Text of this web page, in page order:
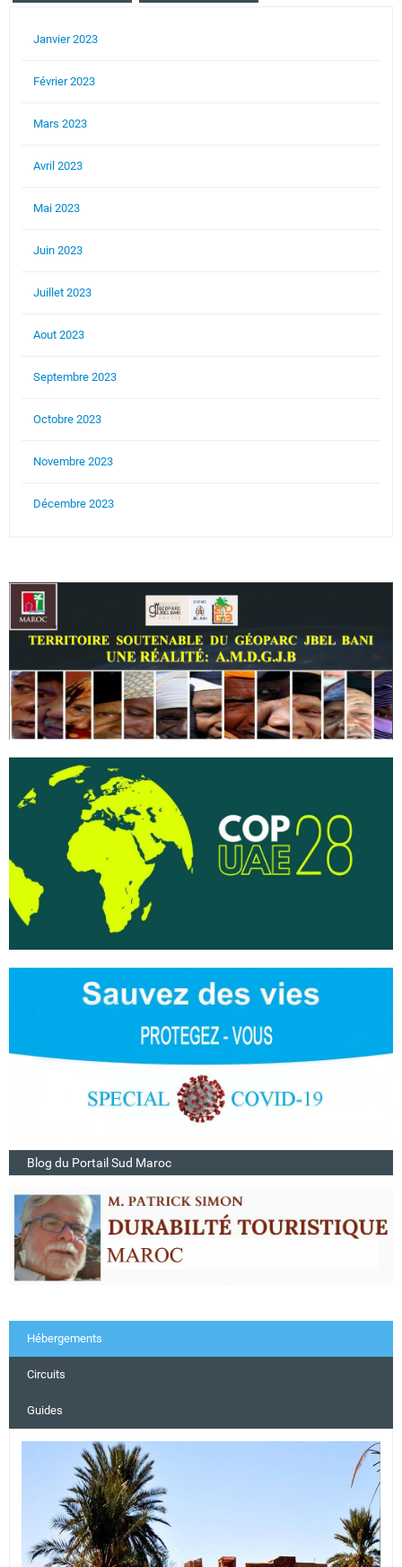
Janvier 2023
Février 2023
Mars 2023
Avril 2023
Mai 2023
Juin 2023
Juillet 2023
Aout 2023
Septembre 2023
Octobre 2023
Novembre 2023
Décembre 2023
Blog du Portail Sud Maroc
Hébergements
Circuits
Guides